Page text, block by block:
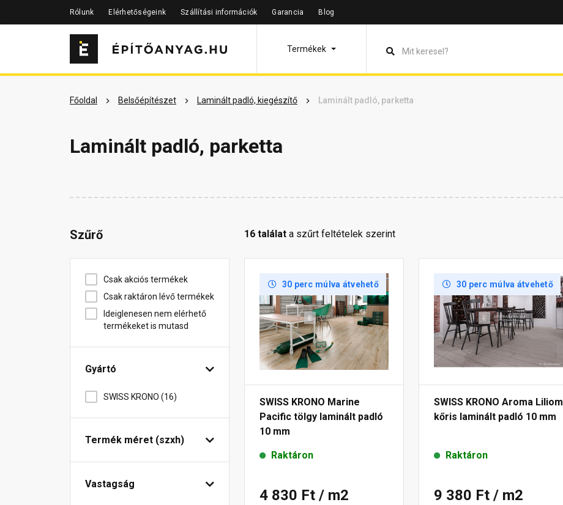
Rólunk Elérhetőségeink Szállítási információk Garancia Blog
Termékek
Főoldal Belsőépítészet Laminált padló, kiegészítő Laminált padló, parketta
Laminált padló, parketta
Szűrő
Csak akciós termékek
Csak raktáron lévő termékek
Ideiglenesen nem elérhető
termékeket is mutasd
Gyártó
SWISS KRONO (16)
Termék méret (szxh)
Vastagság
16 találat a szűrt feltételek szerint
30 perc múlva átvehető
SWISS KRONO Marine
Pacific tölgy laminált padló
10 mm
Raktáron
4 830 Ft / m2
30 perc múlva átvehető
SWISS KRONO Aroma Liliom
kőris laminált padló 10 mm
Raktáron
9 380 Ft / m2